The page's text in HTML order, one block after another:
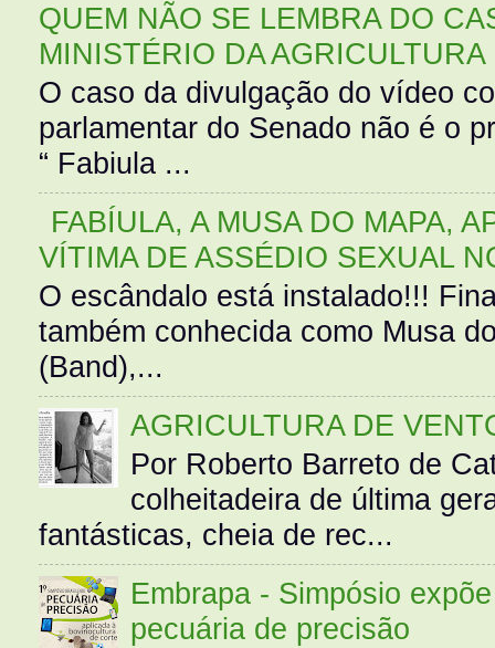
QUEM NÃO SE LEMBRA DO
MINISTÉRIO DA AGRICULTURA
O caso da divulgação do vídeo
parlamentar do Senado não é o
“ Fabiula ...
FABÍULA, A MUSA DO MAPA,
VÍTIMA DE ASSÉDIO SEXUAL
O escândalo está instalado!!!
também conhecida como Musa
(Band),...
AGRICULTURA DE
Por Roberto Barreto de
colheitadeira de última
fantásticas, cheia de rec...
Embrapa - Simpósio
pecuária de precisão